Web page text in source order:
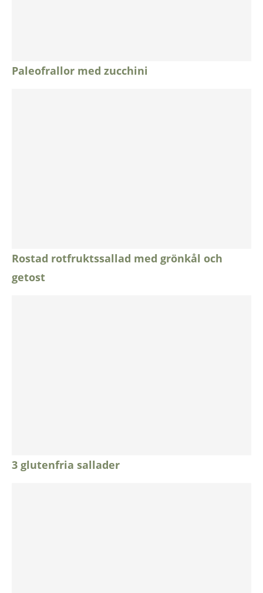
Paleofrallor med zucchini
Rostad rotfruktssallad med grönkål och
getost
3 glutenfria sallader